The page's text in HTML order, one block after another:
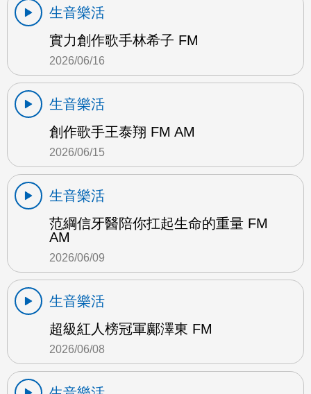
生音樂活
實力創作歌手林希子 FM
2026/06/16
生音樂活
創作歌手王泰翔 FM AM
2026/06/15
生音樂活
范綱信牙醫陪你扛起生命的重量 FM
AM
2026/06/09
生音樂活
超級紅人榜冠軍鄺澤東 FM
2026/06/08